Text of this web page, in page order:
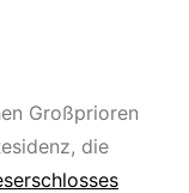
Großprioren
die